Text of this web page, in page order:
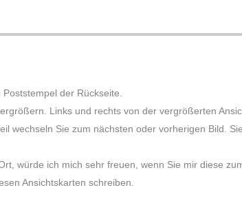
der Rückseite.
Links und rechts von der vergrößerten
wechseln Sie zum nächsten oder vorherigen Bild.
würde ich mich sehr freuen, wenn Sie mir diese
Ansichtskarten schreiben.